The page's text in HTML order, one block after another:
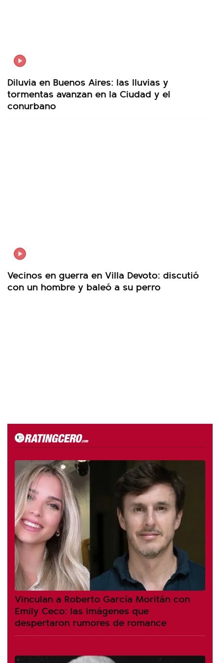
Diluvia en Buenos Aires: las lluvias y
tormentas avanzan en la Ciudad y el
conurbano
Vecinos en guerra en Villa Devoto: discutió
con un hombre y baleó a su perro
Vinculan a Roberto García Moritán con
Emily Ceco: las imágenes que
despertaron rumores de romance